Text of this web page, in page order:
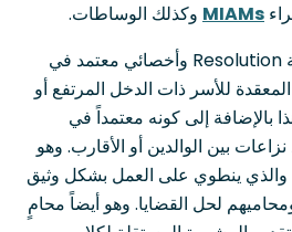
MIAMs وكذلك الوساطات.
وهو أيضًا عضو في منظمة Resolution وأخصائي معتمد في
المعقدة للأسر ذات الدخل المرتفع أو
بالإضافة إلى كونه معتمداً في
بين الوالدين أو الأقارب. وهو
والذي ينطوي على العمل بشكل وثيق
لحل القضايا. وهو أيضاً محامٍ